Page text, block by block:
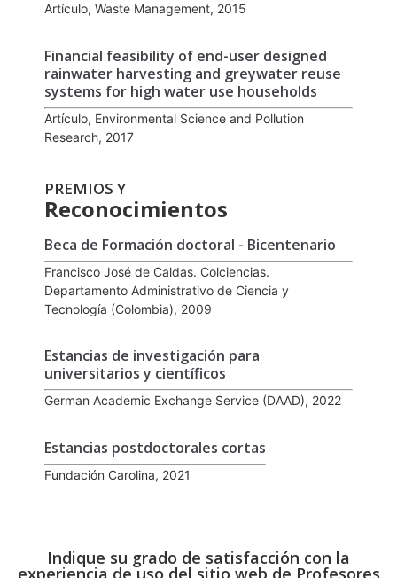
Artículo, Waste Management, 2015
Financial feasibility of end-user designed
rainwater harvesting and greywater reuse
systems for high water use households
Artículo, Environmental Science and Pollution
Research, 2017
PREMIOS Y
Reconocimientos
Beca de Formación doctoral - Bicentenario
Francisco José de Caldas. Colciencias.
Departamento Administrativo de Ciencia y
Tecnología (Colombia), 2009
Estancias de investigación para
universitarios y científicos
German Academic Exchange Service (DAAD), 2022
Estancias postdoctorales cortas
Fundación Carolina, 2021
Indique su grado de satisfacción con la